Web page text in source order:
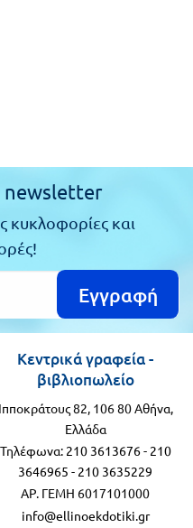
newsletter
κυκλοφορίες και
Εγγραφή
Κεντρικά γραφεία -
βιβλιοπωλείο
Ιπποκράτους 82, 106 80 Αθήνα,
Ελλάδα
Τηλέφωνα: 210 3613676- 210
3646965 - 210 3635229
ΑΡ. ΓΕΜΗ 6017101000
info@ellinoekdotiki.gr